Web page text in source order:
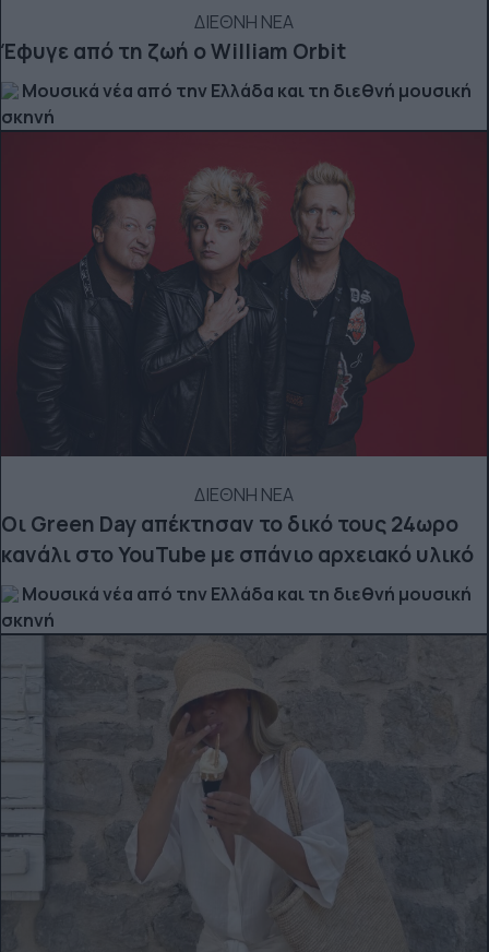
ΔΙΕΘΝΗ ΝΕΑ
Έφυγε από τη ζωή ο William Orbit
Μουσικά νέα από την Ελλάδα και τη διεθνή μουσική
σκηνή
ΔΙΕΘΝΗ ΝΕΑ
Οι Green Day απέκτησαν το δικό τους 24ωρο
κανάλι στο YouTube με σπάνιο αρχειακό υλικό
Μουσικά νέα από την Ελλάδα και τη διεθνή μουσική
σκηνή